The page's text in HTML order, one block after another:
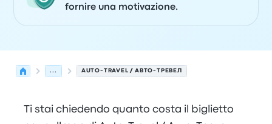
fornire una motivazione.
... AUTO-TRAVEL / АВТО-ТРЕВЕЛ
Ti stai chiedendo quanto costa il biglietto